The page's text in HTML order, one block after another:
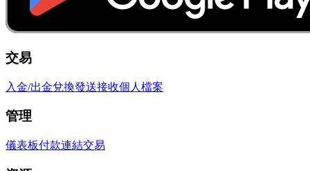
交易
入金/出金兌換發送接收個人檔案
管理
儀表板付款連結交易